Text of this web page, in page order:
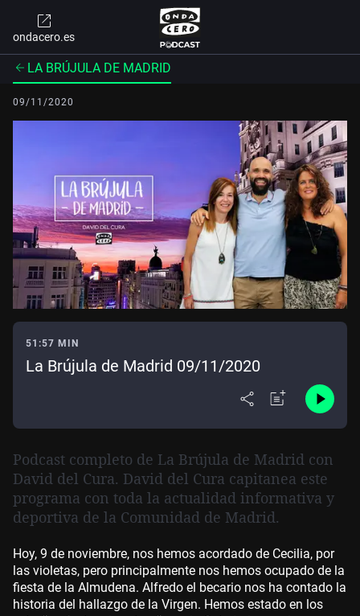
ondacero.es
LA BRÚJULA DE MADRID
09/11/2020
51:57 MIN
La Brújula de Madrid 09/11/2020
Podcast completo de La Brújula de Madrid con
David del Cura. David del Cura capitanea este
programa con toda la actualidad informativa y
deportiva de la Comunidad de Madrid.
Hoy, 9 de noviembre, nos hemos acordado de Cecilia, por
las violetas, pero principalmente nos hemos ocupado de la
fiesta de la Almudena. Alfredo el becario nos ha contado la
historia del hallazgo de la Virgen. Hemos estado en los